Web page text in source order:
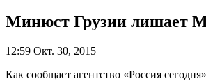
Минюст Грузии лишает
12:59 Окт. 30, 2015
Как сообщает агентство «Россия